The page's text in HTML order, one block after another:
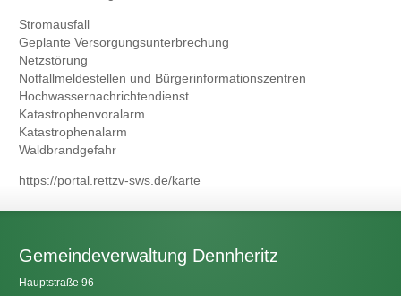
Stromausfall
Geplante Versorgungsunterbrechung
Netzstörung
Notfallmeldestellen und Bürgerinformationszentren
Hochwassernachrichtendienst
Katastrophenvoralarm
Katastrophenalarm
Waldbrandgefahr
https://portal.rettzv-sws.de/karte
Gemeindeverwaltung Dennheritz
Hauptstraße 96